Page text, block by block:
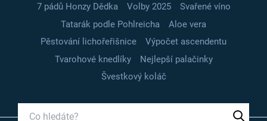
7 pádů Honzy Dědka
Volby 2025
Svařené víno
Tatarák podle Pohlreicha
Aloe vera
Pěstování lichořeřišnice
Výpočet ascendentu
Tvarohové knedlíky
Nejlepší palačinky
Švestkový koláč